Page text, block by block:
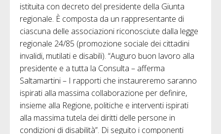
istituita con decreto del presidente della Giunta
regionale. È composta da un rappresentante di
ciascuna delle associazioni riconosciute dalla legge
regionale 24/85 (promozione sociale dei cittadini
invalidi, mutilati e disabili). “Auguro buon lavoro alla
presidente e a tutta la Consulta – afferma
Saltamartini – I rapporti che instaureremo saranno
ispirati alla massima collaborazione per definire,
insieme alla Regione, politiche e interventi ispirati
alla massima tutela dei diritti delle persone in
condizioni di disabilità”. Di seguito i componenti